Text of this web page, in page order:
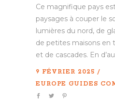
Ce magnifique pays
paysages à couper le
lumières du nord, de
de petites maisons en
et de cascades. En
9 FÉVRIER 2025
EUROPE GUIDES